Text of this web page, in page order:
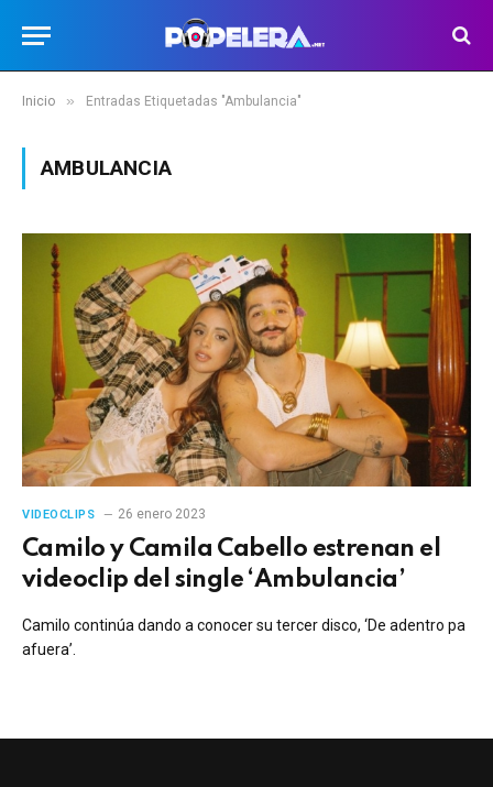
Inicio » Entradas Etiquetadas "Ambulancia"
AMBULANCIA
VIDEOCLIPS 26 enero 2023
Camilo y Camila Cabello estrenan el
videoclip del single ‘Ambulancia’
Camilo continúa dando a conocer su tercer disco, ‘De adentro pa
afuera’.